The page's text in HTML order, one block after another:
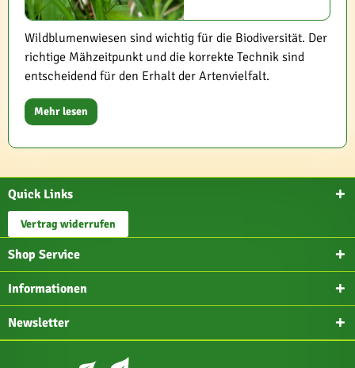
Wildblumenwiesen sind wichtig für die Biodiversität. Der
richtige Mähzeitpunkt und die korrekte Technik sind
entscheidend für den Erhalt der Artenvielfalt.
Mehr lesen
Quick Links
Vertrag widerrufen
Shop Service
Informationen
Newsletter